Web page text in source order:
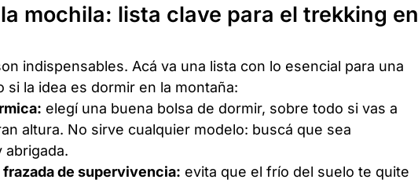
mochila: lista clave para el trekking en
indispensables. Acá va una lista con lo esencial para una
si la idea es dormir en la montaña:
elegí una buena bolsa de dormir, sobre todo si vas a
altura. No sirve cualquier modelo: buscá que sea
abrigada.
de supervivencia: evita que el frío del suelo te quite